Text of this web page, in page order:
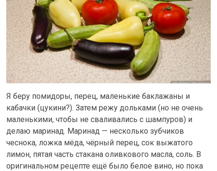
Я беру помидоры, перец, маленькие баклажаны и
кабачки (цукини?). Затем режу дольками (но не очень
маленькими, чтобы не сваливались с шампуров) и
делаю маринад. Маринад — несколько зубчиков
чеснока, ложка мёда, чёрный перец, сок выжатого
лимон, пятая часть стакана оливкового масла, соль. В
оригинальном рецепте ещё было белое вино, но пока